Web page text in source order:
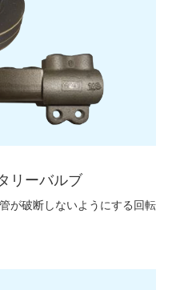
リーバルブ
が破断しないようにする回転